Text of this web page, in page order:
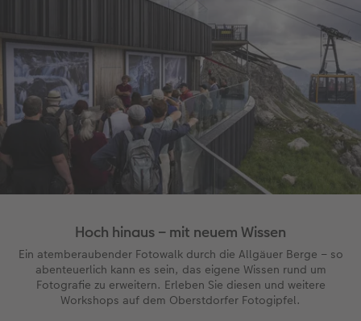
Hoch hinaus – mit neuem Wissen
Ein atemberaubender Fotowalk durch die Allgäuer Berge – so
abenteuerlich kann es sein, das eigene Wissen rund um
Fotografie zu erweitern. Erleben Sie diesen und weitere
Workshops auf dem Oberstdorfer Fotogipfel.